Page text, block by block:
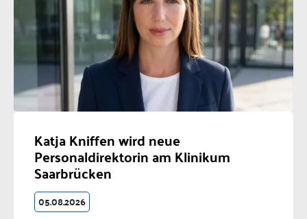
Katja Kniffen wird neue
Personaldirektorin am Klinikum
Saarbrücken
05.08.2026